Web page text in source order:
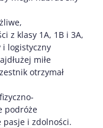
z klasy 1A, 1B i 3A,
logistyczny
miłe
otrzymał
podróże
pasje i zdolności.